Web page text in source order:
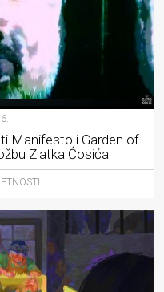
Manifesto i Garden of
Zlatka Ćosića